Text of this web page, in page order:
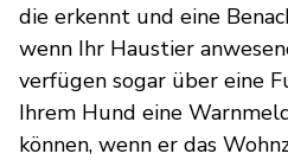
die erkennt und eine
wenn Ihr Haustier
verfügen sogar über eine
Ihrem Hund eine
können, wenn er das